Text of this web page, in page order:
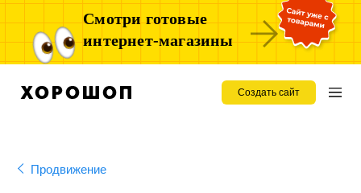
Смотри готовые
интернет-магазины
Создать сайт
Продвижение